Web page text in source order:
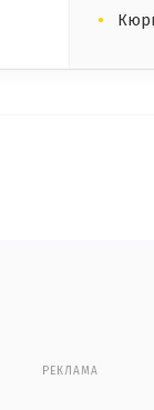
РЕКЛАМА